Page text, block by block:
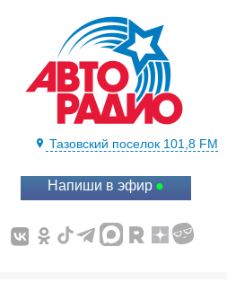
Тазовский поселок 101,8 FM
Напиши в эфир